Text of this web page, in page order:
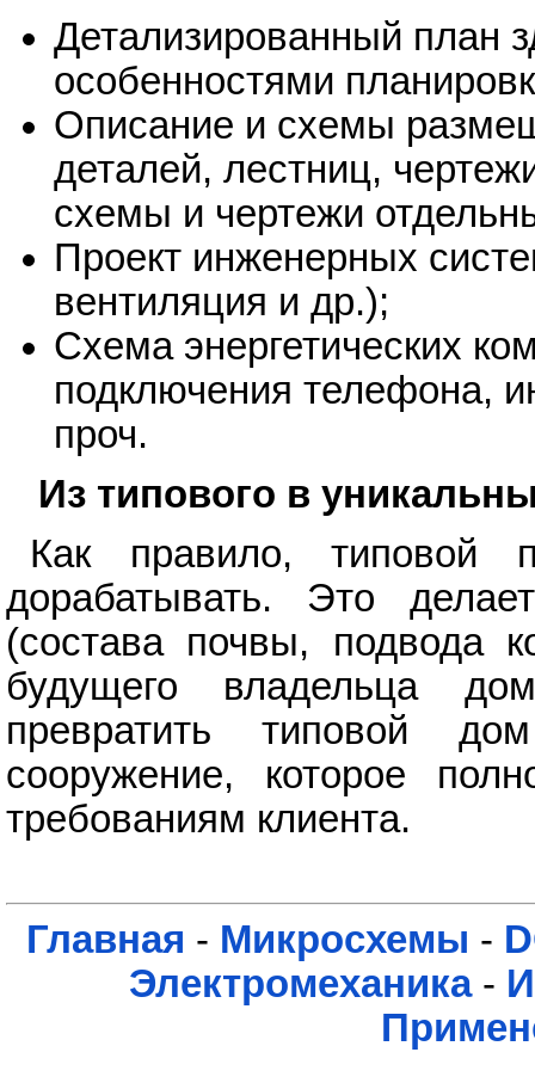
Детализированный план
особенностями
Описание и схемы
деталей, лестниц,
схемы и чертежи
Проект инженерных
вентиляция и др.);
Схема энергетических
подключения телефона,
проч.
Из типового в
Как правило, типовой
дорабатывать. Это
(состава почвы, подвода
будущего владельца
превратить типовой
сооружение, которое
требованиям клиента.
Главная - Микросхемы -
Электромеханика-